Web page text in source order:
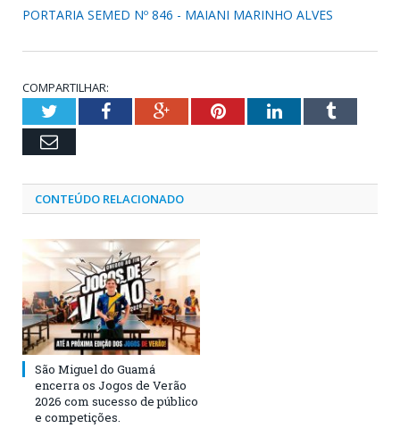
PORTARIA SEMED Nº 846 - MAIANI MARINHO ALVES
COMPARTILHAR:
TwitterFacebookGoogle+PinterestLinkedInTumblr
Email
CONTEÚDO RELACIONADO
São Miguel do Guamá
encerra os Jogos de Verão
2026 com sucesso de público
e competições.